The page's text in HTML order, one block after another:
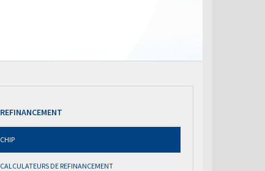
REFINANCEMENT
CHIP
CALCULATEURS DE REFINANCEMENT